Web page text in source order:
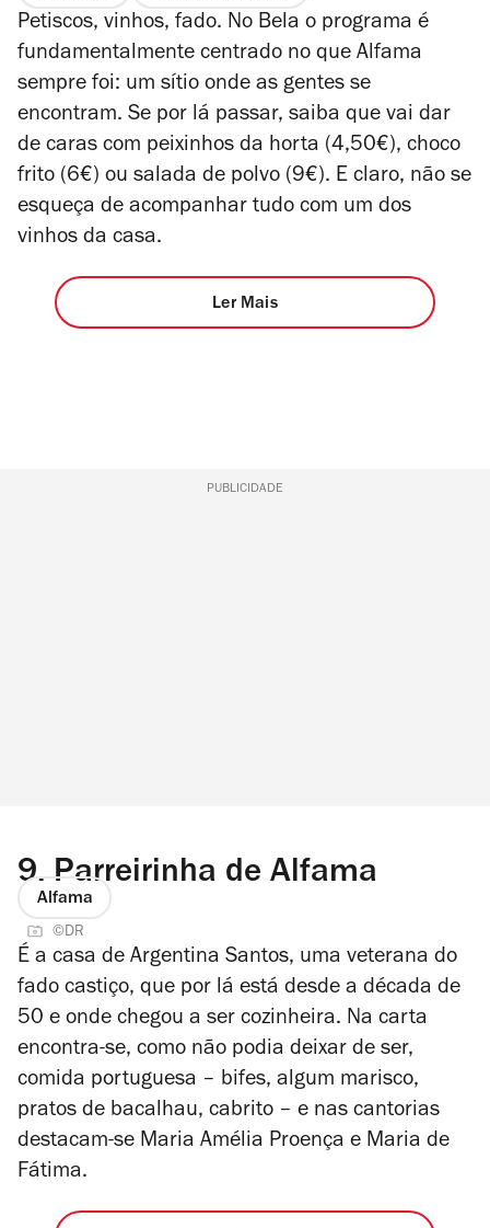
Petiscos, vinhos, fado. No Bela o programa é
fundamentalmente centrado no que Alfama
sempre foi: um sítio onde as gentes se
encontram. Se por lá passar, saiba que vai dar
de caras com peixinhos da horta (4,50€), choco
frito (6€) ou salada de polvo (9€). E claro, não se
esqueça de acompanhar tudo com um dos
vinhos da casa.
Ler Mais
PUBLICIDADE
9. Parreirinha de Alfama
Alfama
©DR
É a casa de Argentina Santos, uma veterana do
fado castiço, que por lá está desde a década de
50 e onde chegou a ser cozinheira. Na carta
encontra-se, como não podia deixar de ser,
comida portuguesa – bifes, algum marisco,
pratos de bacalhau, cabrito – e nas cantorias
destacam-se Maria Amélia Proença e Maria de
Fátima.